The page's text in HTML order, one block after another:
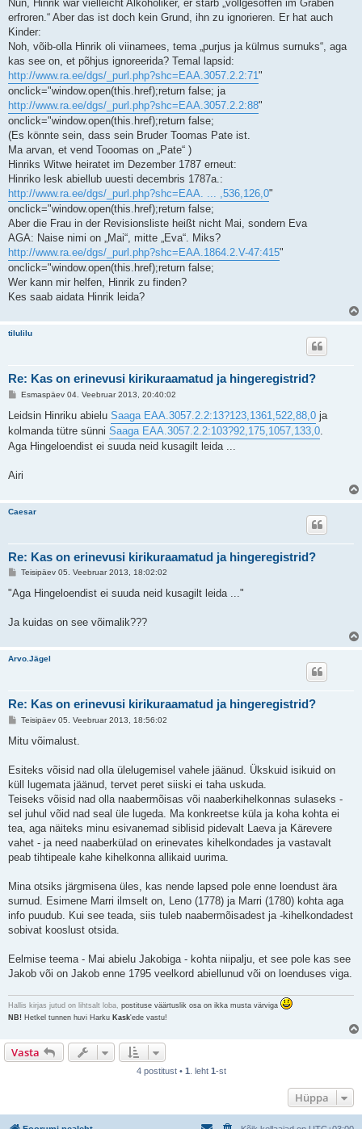
Nun, Hinrik war vielleicht Alkoholiker, er starb „vollgesoffen im Graben
erfroren.“ Aber das ist doch kein Grund, ihn zu ignorieren. Er hat auch
Kinder:
Noh, võib-olla Hinrik oli viinamees, tema „purjus ja külmus surnuks“, aga
kas see on, et põhjus ignoreerida? Temal lapsid:
http://www.ra.ee/dgs/_purl.php?shc=EAA.3057.2.2:71"
onclick="window.open(this.href);return false; ja
http://www.ra.ee/dgs/_purl.php?shc=EAA.3057.2.2:88"
onclick="window.open(this.href);return false;
(Es könnte sein, dass sein Bruder Toomas Pate ist.
Ma arvan, et vend Tooomas on „Pate“ )
Hinriks Witwe heiratet im Dezember 1787 erneut:
Hinriko lesk abiellub uuesti decembris 1787a.:
http://www.ra.ee/dgs/_purl.php?shc=EAA. ... ,536,126,0"
onclick="window.open(this.href);return false;
Aber die Frau in der Revisionsliste heißt nicht Mai, sondern Eva
AGA: Naise nimi on „Mai“, mitte „Eva“. Miks?
http://www.ra.ee/dgs/_purl.php?shc=EAA.1864.2.V-47:415"
onclick="window.open(this.href);return false;
Wer kann mir helfen, Hinrik zu finden?
Kes saab aidata Hinrik leida?
tilulilu
Re: Kas on erinevusi kirikuraamatud ja hingeregistrid?
P
s
i
u
Esmaspäev 04. Veebruar 2013, 20:40:02
Leidsin Hinriku abielu Saaga EAA.3057.2.2:13?123,1361,522,88,0 ja
kolmanda tütre sünni Saaga EAA.3057.2.2:103?92,175,1057,133,0
Aga Hingeloendist ei suuda neid kusagilt leida ...
Airi
Caesar
Re: Kas on erinevusi kirikuraamatud ja hingeregistrid?
P
s
t
Teisipäev 05. Veebruar 2013, 18:02:02
"Aga Hingeloendist ei suuda neid kusagilt leida ..."
Ja kuidas on see võimalik???
Arvo.Jägel
Re: Kas on erinevusi kirikuraamatud ja hingeregistrid?
P
s
t
s
Teisipäev 05. Veebruar 2013, 18:56:02
Mitu võimalust.
Esiteks võisid nad olla ülelugemisel vahele jäänud. Ükskuid isikuid on
küll lugemata jäänud, tervet peret siiski ei taha uskuda.
Teiseks võisid nad olla naabermõisas või naaberkihelkonnas sulaseks -
sel juhul võid nad seal üle lugeda. Ma konkreetse küla ja koha kohta ei
tea, aga näiteks minu esivanemad siblisid pidevalt Laeva ja Kärevere
vahet - ja need naaberkülad on erinevates kihelkondades ja vastavalt
peab tihtipeale kahe kihelkonna allikaid uurima.
Mina otsiks järgmisena üles, kas nende lapsed pole enne loendust ära
surnud. Esimene Marri ilmselt on, Leno (1778) ja Marri (1780) kohta aga
info puudub. Kui see teada, siis tuleb naabermõisadest ja -kihelkondadest
sobivat kooslust otsida.
Eelmise teema - Mai abielu Jakobiga - kohta niipalju, et see pole kas see
Jakob või on Jakob enne 1795 veelkord abiellunud või on loenduses viga.
Hallis kirjas jutud on lihtsalt loba, postituse väärtuslik osa on ikka musta värviga
NB! Hetkel tunnen huvi Harku Kask'ede vastu!
Vasta
4 postitust • 1 . leht 1 -st
Hüppa